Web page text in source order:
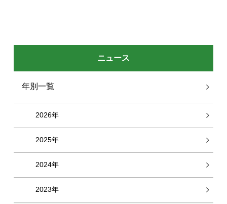
ニュース
年別一覧
2026年
2025年
2024年
2023年